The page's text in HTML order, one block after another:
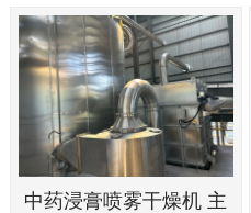
中药浸膏喷雾干燥机 主